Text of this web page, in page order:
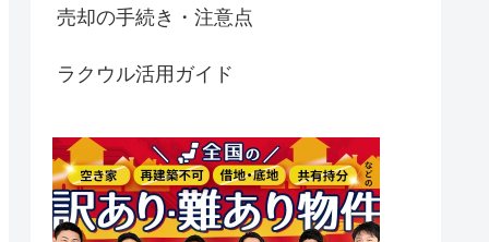
売却の手続き・注意点
ラクウル活用ガイド